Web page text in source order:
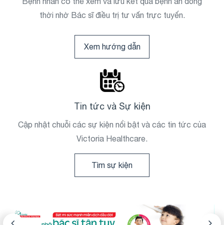
thời nhờ Bác sĩ điều trị tư vấn trực tuyến.
Xem hướng dẫn
Tin tức và Sự kiện
Cập nhật chuỗi các sự kiện nổi bật và các tin tức của
Victoria Healthcare.
Tìm sự kiện